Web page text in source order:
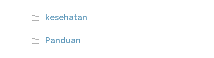
kesehatan
Panduan